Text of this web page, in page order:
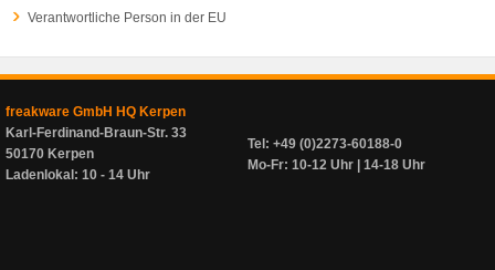
Verantwortliche Person in der EU
freakware GmbH HQ Kerpen
Karl-Ferdinand-Braun-Str. 33
50170 Kerpen
Ladenlokal: 10 - 14 Uhr
Tel: +49 (0)2273-60188-0
Mo-Fr: 10-12 Uhr | 14-18 Uhr